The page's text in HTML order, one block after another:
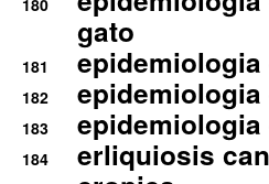
180
gato
181
182
183
184
erliquiosis